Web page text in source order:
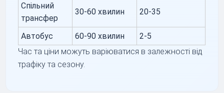
Спільний
трансфер
30-60 хвилин 20-35
Автобус 60-90 хвилин
2-5
Час та ціни можуть варіюватися в залежності від
трафіку та сезону.